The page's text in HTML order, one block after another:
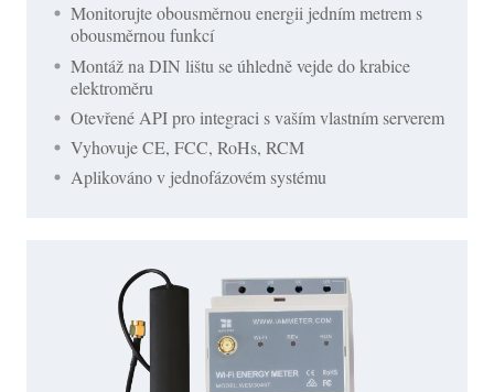
Monitorujte obousměrnou energii jedním metrem s
obousměrnou funkcí
Montáž na DIN lištu se úhledně vejde do krabice
elektroměru
Otevřené API pro integraci s vaším vlastním serverem
Vyhovuje CE, FCC, RoHs, RCM
Aplikováno v jednofázovém systému